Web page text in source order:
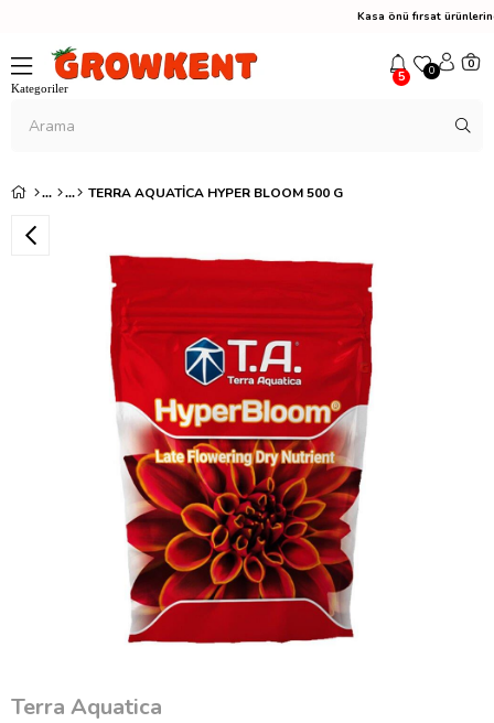
Kasa önü fırsat
5 0 0
TERRA AQUATICA HYPER BLOOM 500 G
Terra Aquatica